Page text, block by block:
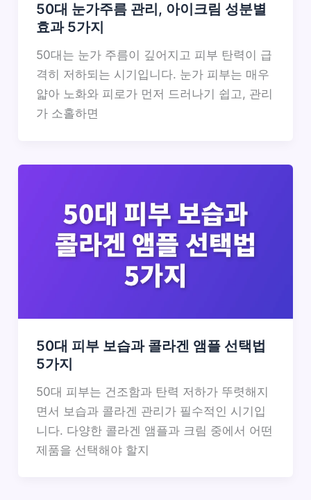
50대 눈가주름 관리, 아이크림 성분별
효과 5가지
50대는 눈가 주름이 깊어지고 피부 탄력이 급
격히 저하되는 시기입니다. 눈가 피부는 매우
얇아 노화와 피로가 먼저 드러나기 쉽고, 관리
가 소홀하면
50대 피부 보습과 콜라겐 앰플 선택법
5가지
50대 피부는 건조함과 탄력 저하가 뚜렷해지
면서 보습과 콜라겐 관리가 필수적인 시기입
니다. 다양한 콜라겐 앰플과 크림 중에서 어떤
제품을 선택해야 할지